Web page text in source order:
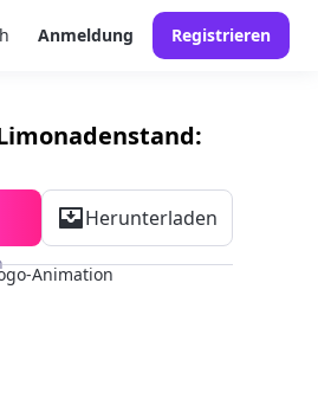
Anmeldung Registrieren
Herunterladen
Animation